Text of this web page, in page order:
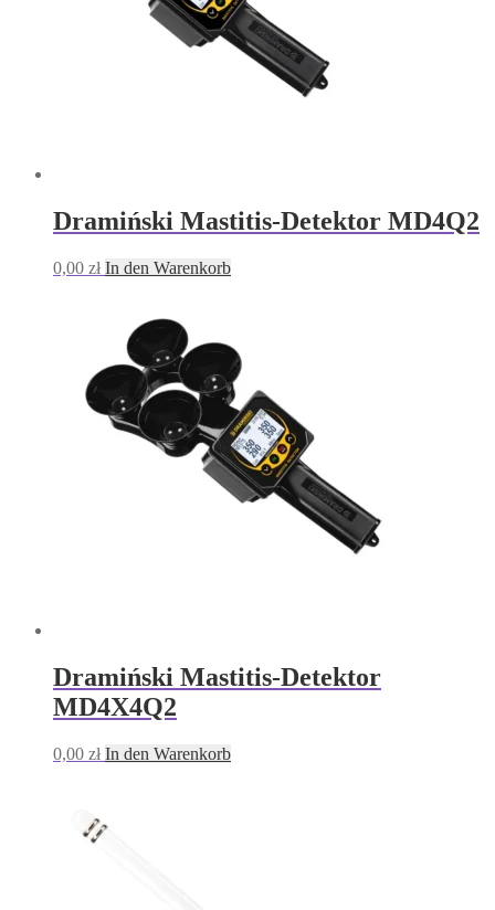
Dramiński Mastitis-Detektor MD4Q2
0,00 zł In den Warenkorb
Dramiński Mastitis-Detektor
MD4X4Q2
0,00 zł In den Warenkorb